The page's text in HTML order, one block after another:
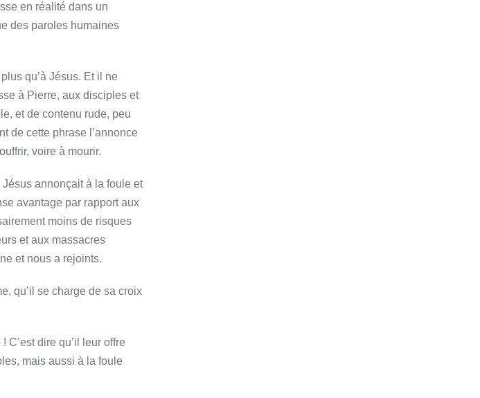
en réalité dans un
des paroles humaines
qu’à Jésus. Et il ne
à Pierre, aux disciples et
et de contenu rude, peu
de cette phrase l’annonce
voire à mourir.
annonçait à la foule et
avantage par rapport aux
moins de risques
et aux massacres
et nous a rejoints.
qu’il se charge de sa croix
dire qu’il leur offre
mais aussi à la foule